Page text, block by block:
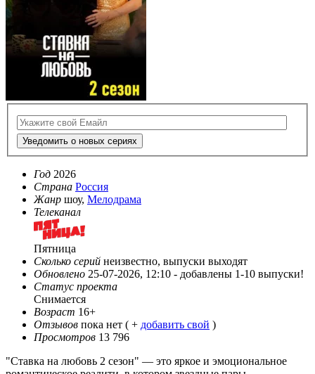
Уведомить о новых сериях
Год 2026
Страна Россия
Жанр шоу, Мелодрама
Телеканал
Пятница
Сколько серий неизвестно, выпуски выходят
Обновлено 25-07-2026, 12:10 - добавлены 1-10 выпуски!
Статус проекта
Снимается
Возраст 16+
Отзывов пока нет ( + добавить свой )
Просмотров 13 796
"Ставка на любовь 2 сезон" — это яркое и эмоциональное